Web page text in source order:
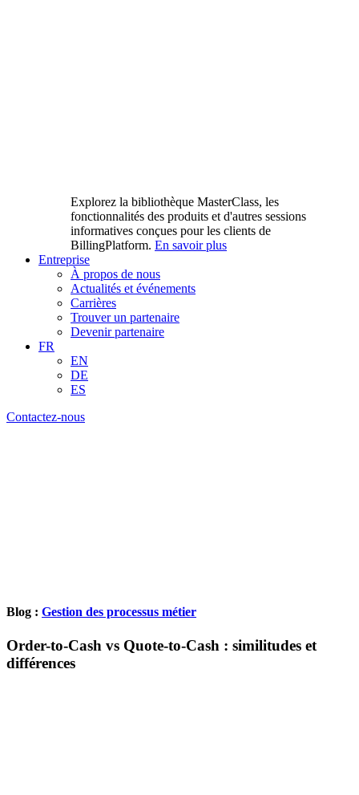
Explorez la bibliothèque MasterClass, les
fonctionnalités des produits et d'autres sessions
informatives conçues pour les clients de
BillingPlatform. En savoir plus
Entreprise
À propos de nous
Actualités et événements
Carrières
Trouver un partenaire
Devenir partenaire
FR
EN
DE
ES
Contactez-nous
Blog : Gestion des processus métier
Order-to-Cash vs Quote-to-Cash : similitudes et
différences